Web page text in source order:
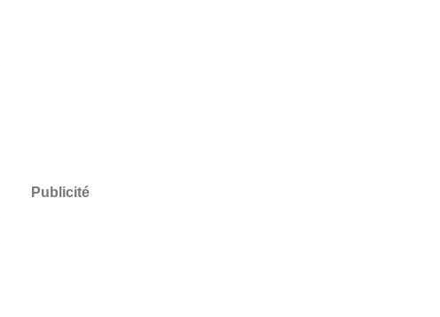
Publicité